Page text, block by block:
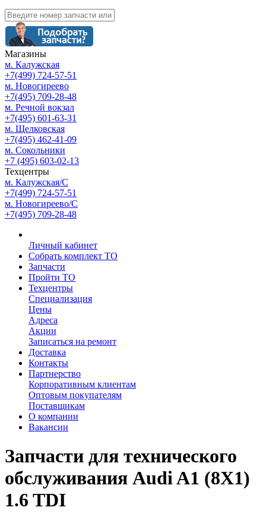
Магазины
м. Калужская
+7(499) 724-57-51
м. Новогиреево
+7(495) 709-28-48
м. Речной вокзал
+7(495) 601-63-31
м. Щелковская
+7(495) 462-41-09
м. Сокольники
+7 (495) 603-02-13
Техцентры
м. Калужская/С
+7(499) 724-57-51
м. Новогиреево/С
+7(495) 709-28-48
Личный кабинет
Собрать комплект ТО
Запчасти
Пройти ТО
Техцентры
Специализация
Цены
Адреса
Акции
Записаться на ремонт
Доставка
Контакты
Партнерство
Корпоративным клиентам
Оптовым покупателям
Поставщикам
О компании
Вакансии
Запчасти для технического
обслуживания Audi A1 (8X1)
1.6 TDI